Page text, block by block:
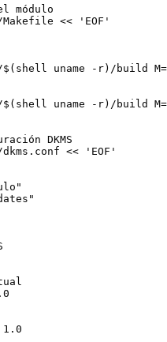
módulo
<< 'EOF'
DKMS
<< 'EOF'